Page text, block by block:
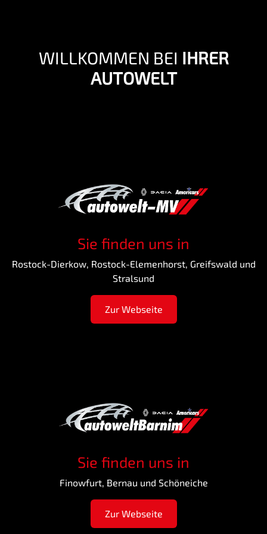
WILLKOMMEN BEI IHRER
AUTOWELT
Sie finden uns in
Rostock-Dierkow, Rostock-Elemenhorst, Greifswald und
Stralsund
Zur Webseite
Sie finden uns in
Finowfurt, Bernau und Schöneiche
Zur Webseite